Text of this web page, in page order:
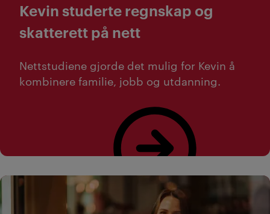
Kevin studerte regnskap og
skatterett på nett
Nettstudiene gjorde det mulig for Kevin å
kombinere familie, jobb og utdanning.